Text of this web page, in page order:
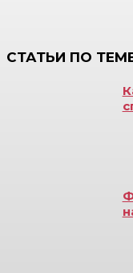
СТАТЬИ ПО